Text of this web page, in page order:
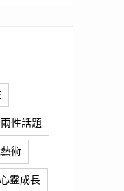
兩性話題
術
心靈成長